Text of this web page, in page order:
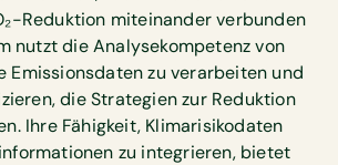
Reduktion miteinander verbunden
nutzt die Analysekompetenz von
Emissionsdaten zu verarbeiten und
die Strategien zur Reduktion
Ihre Fähigkeit, Klimarisikodaten
zu integrieren, bietet